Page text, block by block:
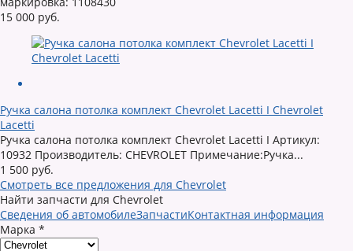
15 000 руб.
Ручка салона потолка комплект Chevrolet Lacetti I Chevrolet
Lacetti
Ручка салона потолка комплект Chevrolet Lacetti I Артикул:
10932 Производитель: CHEVROLET Примечание:Ручка...
1 500 руб.
Смотреть все предложения для Chevrolet
Найти запчасти для Chevrolet
Сведения об автомобилеЗапчастиКонтактная информация
Марка *